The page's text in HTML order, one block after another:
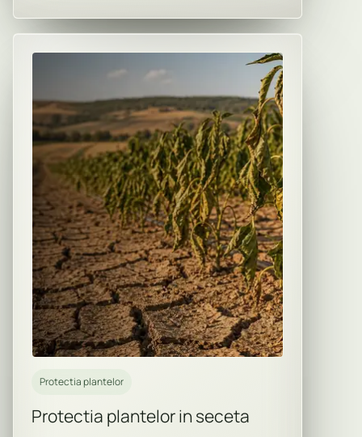
Protectia plantelor
Protectia plantelor in seceta